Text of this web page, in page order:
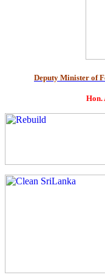
Deputy Minister of
Hon.